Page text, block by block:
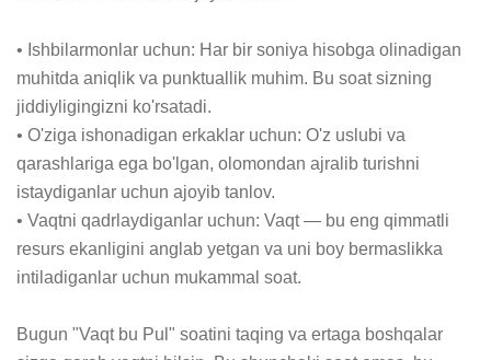
• Ishbilarmonlar uchun: Har bir soniya hisobga olinadigan
muhitda aniqlik va punktuallik muhim. Bu soat sizning
jiddiyligingizni ko'rsatadi.
• O'ziga ishonadigan erkaklar uchun: O'z uslubi va
qarashlariga ega bo'lgan, olomondan ajralib turishni
istaydiganlar uchun ajoyib tanlov.
• Vaqtni qadrlaydiganlar uchun: Vaqt — bu eng qimmatli
resurs ekanligini anglab yetgan va uni boy bermaslikka
intiladiganlar uchun mukammal soat.
Bugun "Vaqt bu Pul" soatini taqing va ertaga boshqalar